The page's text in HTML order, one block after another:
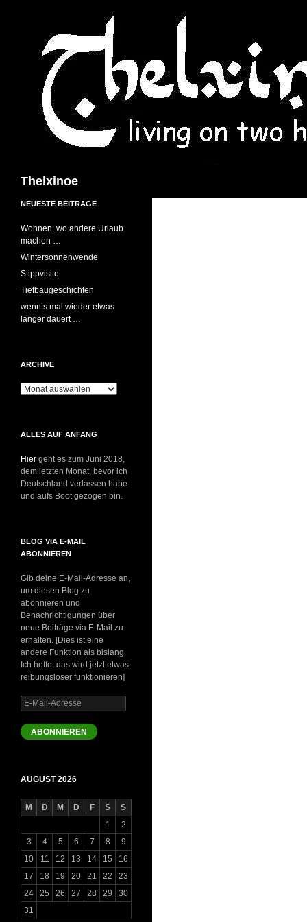
Thelxinoe
NEUESTE BEITRÄGE
Wohnen, wo andere Urlaub
machen …
Wintersonnenwende
Stippvisite
Tiefbaugeschichten
wenn’s mal wieder etwas
länger dauert …
ARCHIVE
Archive
ALLES AUF ANFANG
Hier geht es zum Juni 2018,
dem letzten Monat, bevor ich
Deutschland verlassen habe
und aufs Boot gezogen bin.
BLOG VIA E-MAIL
ABONNIEREN
Gib deine E-Mail-Adresse an,
um diesen Blog zu
abonnieren und
Benachrichtigungen über
neue Beiträge via E-Mail zu
erhalten. [Dies ist eine
andere Funktion als bislang.
Ich hoffe, das wird jetzt etwas
reibungsloser funktionieren]
E-
Mail-
Adresse
ABONNIEREN
AUGUST 2026
M D M D F S
S
1
2
3
4 5 6 7 8
9
10
11 12 13 14 15
16
17
18 19 20 21 22
23
24
25 26 27 28 29
30
31